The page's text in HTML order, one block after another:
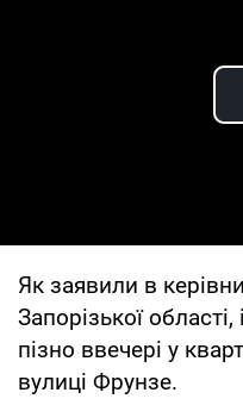
Як заявили в
Запорізької
пізно ввечері у
вулиці Фрунзе.